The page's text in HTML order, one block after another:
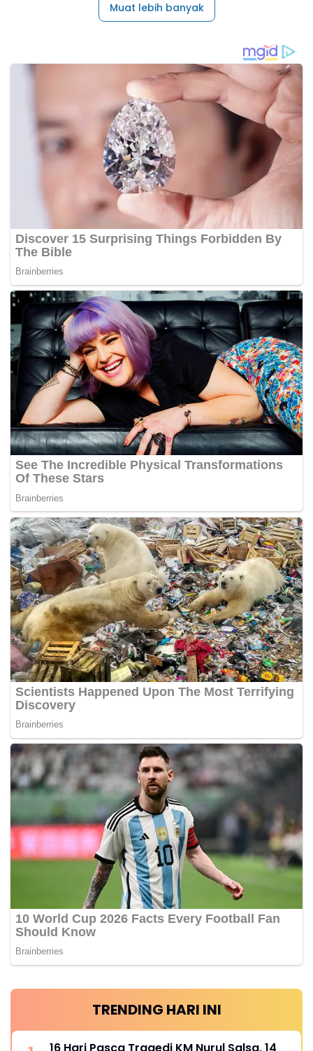
Muat lebih banyak
TRENDING HARI INI
16 Hari Pasca Tragedi KM Nurul Salsa, 14